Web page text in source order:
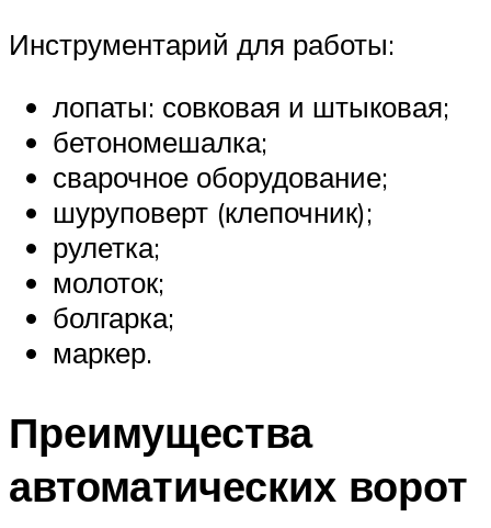
Инструментарий для работы:
лопаты: совковая и штыковая;
бетономешалка;
сварочное оборудование;
шуруповерт (клепочник);
рулетка;
молоток;
болгарка;
маркер.
Преимущества
автоматических ворот